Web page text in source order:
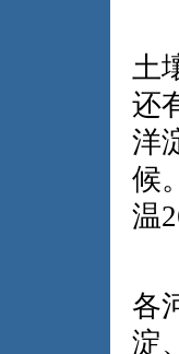
土
还
洋
候
温
各
淀